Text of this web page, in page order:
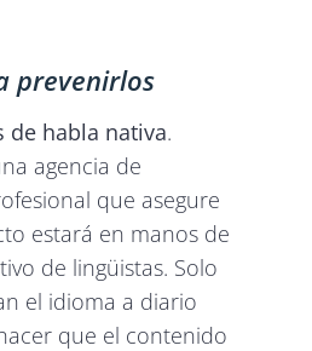
prevenirlos
de habla nativa.
agencia de
que asegure
estará en manos de
de lingüistas. Solo
el idioma a diario
que el contenido